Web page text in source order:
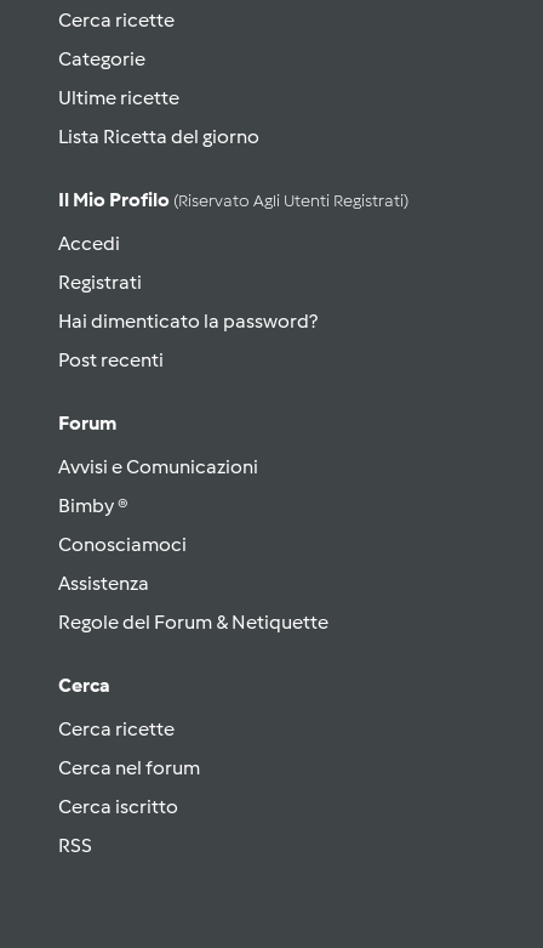
Cerca ricette
Categorie
Ultime ricette
Lista Ricetta del giorno
Il Mio Profilo (riservato Agli Utenti Registrati)
Accedi
Registrati
Hai dimenticato la password?
Post recenti
Forum
Avvisi e Comunicazioni
Bimby ®
Conosciamoci
Assistenza
Regole del Forum & Netiquette
Cerca
Cerca ricette
Cerca nel forum
Cerca iscritto
RSS